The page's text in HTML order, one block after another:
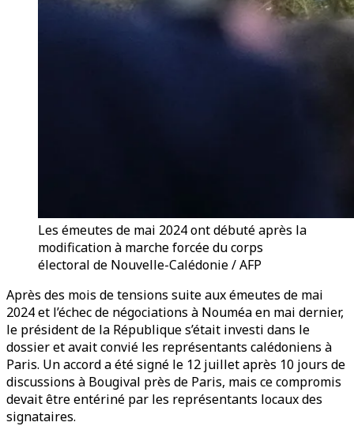
Les émeutes de mai 2024 ont débuté après la
modification à marche forcée du corps
électoral de Nouvelle-Calédonie / AFP
Après des mois de tensions suite aux émeutes de mai
2024 et l’échec de négociations à Nouméa en mai dernier,
le président de la République s’était investi dans le
dossier et avait convié les représentants calédoniens à
Paris. Un accord a été signé le 12 juillet après 10 jours de
discussions à Bougival près de Paris, mais ce compromis
devait être entériné par les représentants locaux des
signataires.